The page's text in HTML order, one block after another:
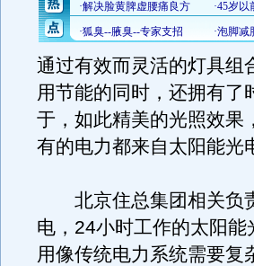
通过有效而灵活的灯具组
用节能的同时，还拥有了
于，如此精美的光照效果
有的电力都来自太阳能光
北京住总集团相关负
电，24小时工作的太阳
用像传统电力系统需要复